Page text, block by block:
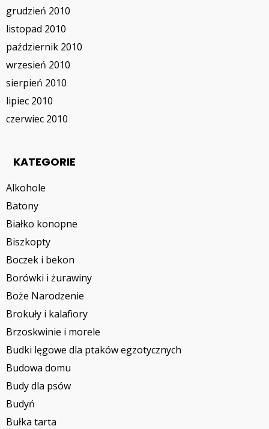
grudzień 2010
listopad 2010
październik 2010
wrzesień 2010
sierpień 2010
lipiec 2010
czerwiec 2010
KATEGORIE
Alkohole
Batony
Białko konopne
Biszkopty
Boczek i bekon
Borówki i żurawiny
Boże Narodzenie
Brokuły i kalafiory
Brzoskwinie i morele
Budki lęgowe dla ptaków egzotycznych
Budowa domu
Budy dla psów
Budyń
Bułka tarta